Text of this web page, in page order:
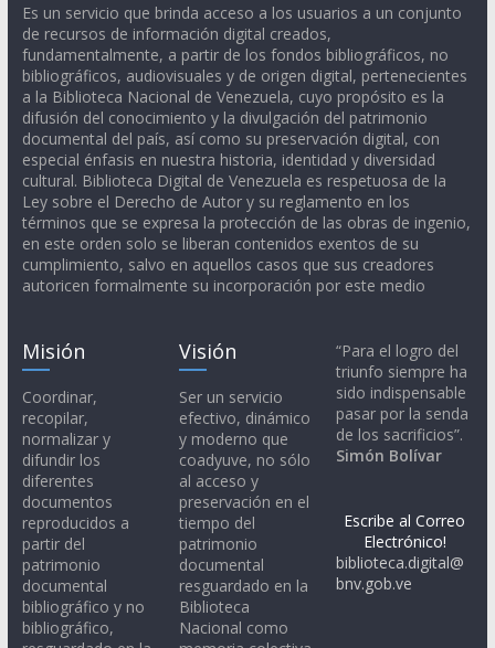
Es un servicio que brinda acceso a los usuarios a un conjunto
de recursos de información digital creados,
fundamentalmente, a partir de los fondos bibliográficos, no
bibliográficos, audiovisuales y de origen digital, pertenecientes
a la Biblioteca Nacional de Venezuela, cuyo propósito es la
difusión del conocimiento y la divulgación del patrimonio
documental del país, así como su preservación digital, con
especial énfasis en nuestra historia, identidad y diversidad
cultural. Biblioteca Digital de Venezuela es respetuosa de la
Ley sobre el Derecho de Autor y su reglamento en los
términos que se expresa la protección de las obras de ingenio,
en este orden solo se liberan contenidos exentos de su
cumplimiento, salvo en aquellos casos que sus creadores
autoricen formalmente su incorporación por este medio
Misión
Coordinar,
recopilar,
normalizar y
difundir los
diferentes
documentos
reproducidos a
partir del
patrimonio
documental
bibliográfico y no
bibliográfico,
Visión
Ser un servicio
efectivo, dinámico
y moderno que
coadyuve, no sólo
al acceso y
preservación en el
tiempo del
patrimonio
documental
resguardado en la
Biblioteca
Nacional como
“Para el logro del
triunfo siempre ha
sido indispensable
pasar por la senda
de los sacrificios”.
Simón Bolívar
Escribe al Correo
Electrónico!
biblioteca.digital@
bnv.gob.ve